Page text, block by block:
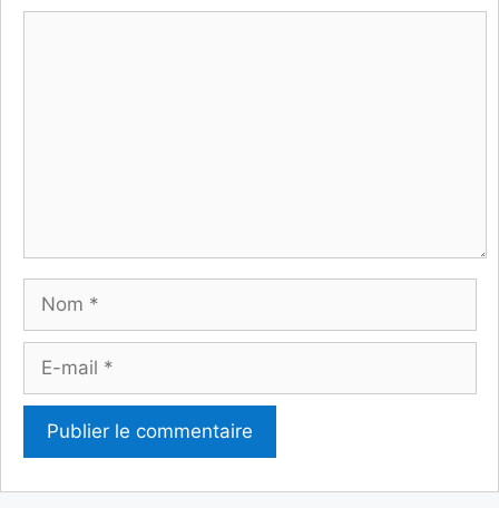
Nom